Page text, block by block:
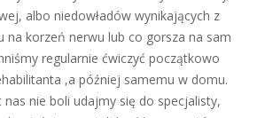
albo niedowładów wynikających z
na korzeń nerwu lub co gorsza na sam
regularnie ćwiczyć początkowo
,a później samemu w domu.
nie boli udajmy się do specjalisty,